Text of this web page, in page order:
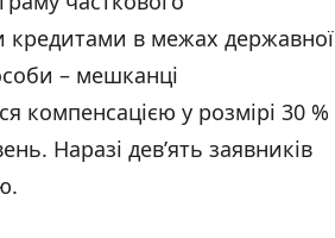
кредитами в межах державної
– мешканці
компенсацією у розмірі 30 %
Наразі дев’ять заявників